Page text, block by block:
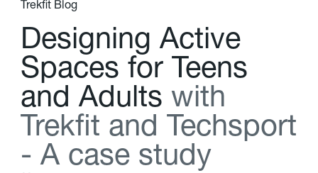
Trekfit Blog
Designing Active
Spaces for Teens
and Adults with
Trekft and Techsport
- A case study